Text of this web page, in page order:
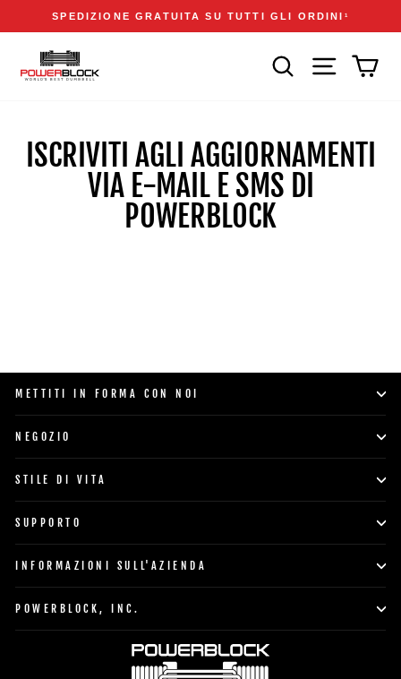
contenuti
Metti
Announcements
SPEDIZIONE GRATUITA SU TUTTI GLI ORDINI 1
CERCA
ISCRIVITI AGLI AGGIORNAMENTI
VIA E-MAIL E SMS DI
POWERBLOCK
METTITI IN FORMA CON NOI
NEGOZIO
STILE DI VITA
SUPPORTO
INFORMAZIONI SULL'AZIENDA
POWERBLOCK, INC.